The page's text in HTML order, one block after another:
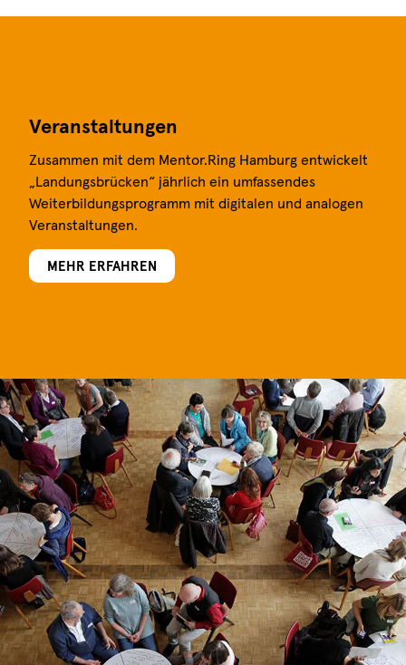
Veranstaltungen
Zusammen mit dem Mentor.Ring Hamburg entwickelt
„Landungsbrücken“ jährlich ein umfassendes
Weiterbildungsprogramm mit digitalen und analogen
Veranstaltungen.
MEHR ERFAHREN
Praxishilfen
Qualitätssichere Patenschaftsprojekte orientieren
sich an sechs Qualitätsbausteinen: Akquise, Auswahl,
Vorbereitung, Matching, Begleitung und Abschluss
einer Patenschaft. Wir bieten vielfältige Praxishilfen
dazu.
In Kürze verfügbar.